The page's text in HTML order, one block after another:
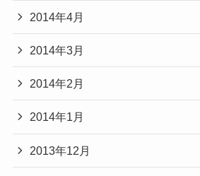
2014年4月
2014年3月
2014年2月
2014年1月
2013年12月